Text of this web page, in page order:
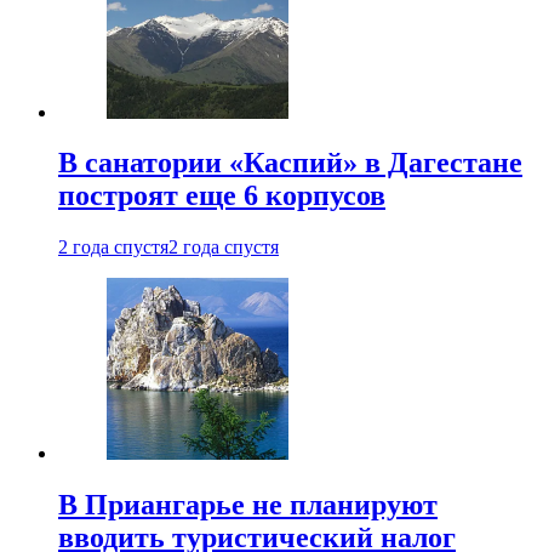
В санатории «Каспий» в Дагестане
построят еще 6 корпусов
2 года спустя2 года спустя
В Приангарье не планируют
вводить туристический налог